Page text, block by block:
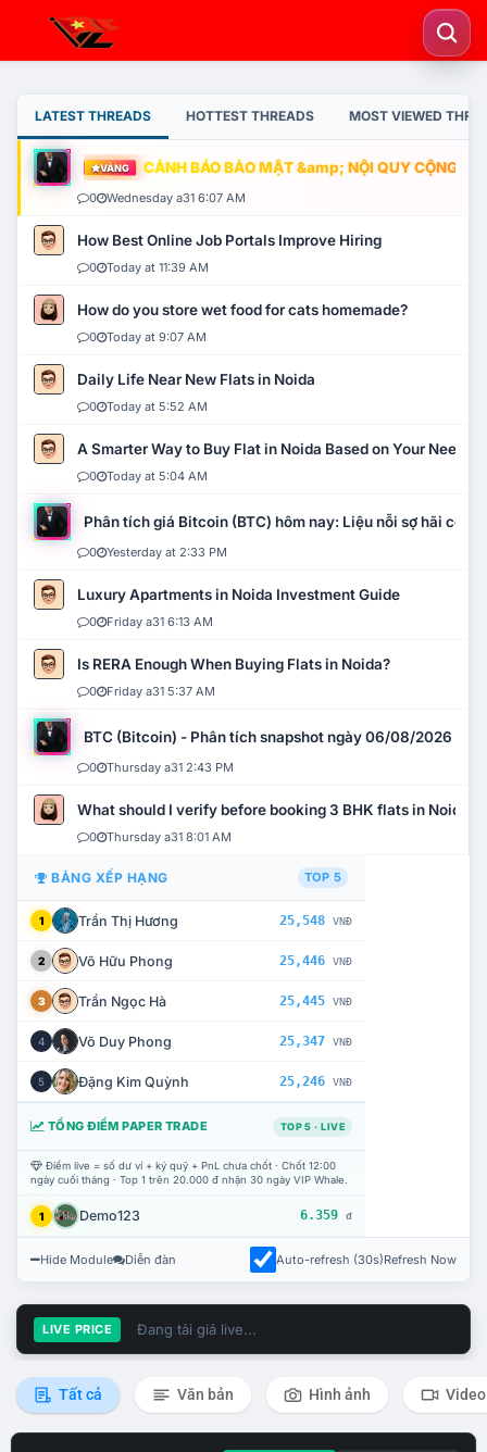
LATEST THREADS HOTTEST THREADS MOST VIEWED
VÀNG CẢNH BÁO BẢO MẬT &amp; NỘI QUY CỘNG
0 Wednesday a31 6:07 AM
How Best Online Job Portals Improve Hiring
0 Today at 11:39 AM
How do you store wet food for cats homemade?
0 Today at 9:07 AM
Daily Life Near New Flats in Noida
0 Today at 5:52 AM
A Smarter Way to Buy Flat in Noida Based on Your Needs
0 Today at 5:04 AM
Phân tích giá Bitcoin (BTC) hôm nay: Liệu nỗi sợ hãi có
0 Yesterday at 2:33 PM
Luxury Apartments in Noida Investment Guide
0 Friday a31 6:13 AM
Is RERA Enough When Buying Flats in Noida?
0 Friday a31 5:37 AM
BTC (Bitcoin) - Phân tích snapshot ngày 06/08/2026
0 Thursday a31 2:43 PM
What should I verify before booking 3 BHK flats in Noida?
0 Thursday a31 8:01 AM
BẢNG XẾP HẠNG TOP 5
1 Trần Thị Hương 25,548 VNĐ
2 Võ Hữu Phong 25,446 VNĐ
3 Trần Ngọc Hà 25,445 VNĐ
4 Võ Duy Phong 25,347 VNĐ
5 Đặng Kim Quỳnh 25,246 VNĐ
TỔNG ĐIỂM PAPER TRADE TOP 5 · LIVE
Điểm live = số dư ví + ký quỹ + PnL chưa chốt · Chốt 12:00
ngày cuối tháng · Top 1 trên 20.000 đ nhận 30 ngày VIP Whale.
1 Demo123 6.359 đ
Hide Module Diễn đàn Auto-refresh (30s)Refresh Now
LIVE PRICE Đang tải giá live...
Tất cả Văn bản Hình ảnh Video